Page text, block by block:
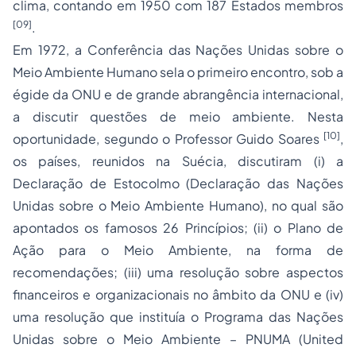
clima, contando em 1950 com 187 Estados membros
[09].
Em 1972, a Conferência das Nações Unidas sobre o
Meio Ambiente Humano sela o primeiro encontro, sob a
égide da ONU e de grande abrangência internacional,
a discutir questões de meio ambiente. Nesta
oportunidade, segundo o Professor Guido Soares [10],
os países, reunidos na Suécia, discutiram (i) a
Declaração de Estocolmo (Declaração das Nações
Unidas sobre o Meio Ambiente Humano), no qual são
apontados os famosos 26 Princípios; (ii) o Plano de
Ação para o Meio Ambiente, na forma de
recomendações; (iii) uma resolução sobre aspectos
financeiros e organizacionais no âmbito da ONU e (iv)
uma resolução que instituía o Programa das Nações
Unidas sobre o Meio Ambiente – PNUMA (United